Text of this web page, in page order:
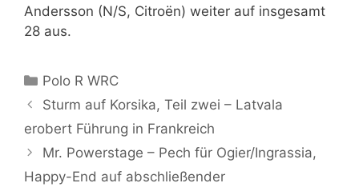
Andersson (N/S, Citroën) weiter auf insgesamt
28 aus.
Kategorien
Polo R WRC
Sturm auf Korsika, Teil zwei – Latvala
erobert Führung in Frankreich
Mr. Powerstage – Pech für Ogier/Ingrassia,
Happy-End auf abschließender